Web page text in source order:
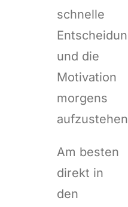
schnelle
und die
Motivation
morgens
Am besten
direkt in
den